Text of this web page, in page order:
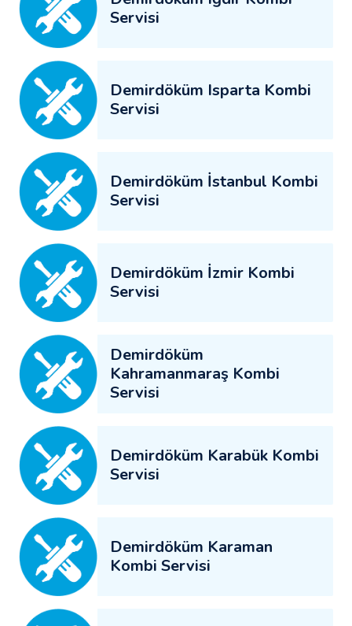
Servisi
Demirdöküm Isparta Kombi
Servisi
Demirdöküm İstanbul Kombi
Servisi
Demirdöküm İzmir Kombi
Servisi
Demirdöküm
Kahramanmaraş Kombi
Servisi
Demirdöküm Karabük Kombi
Servisi
Demirdöküm Karaman
Kombi Servisi